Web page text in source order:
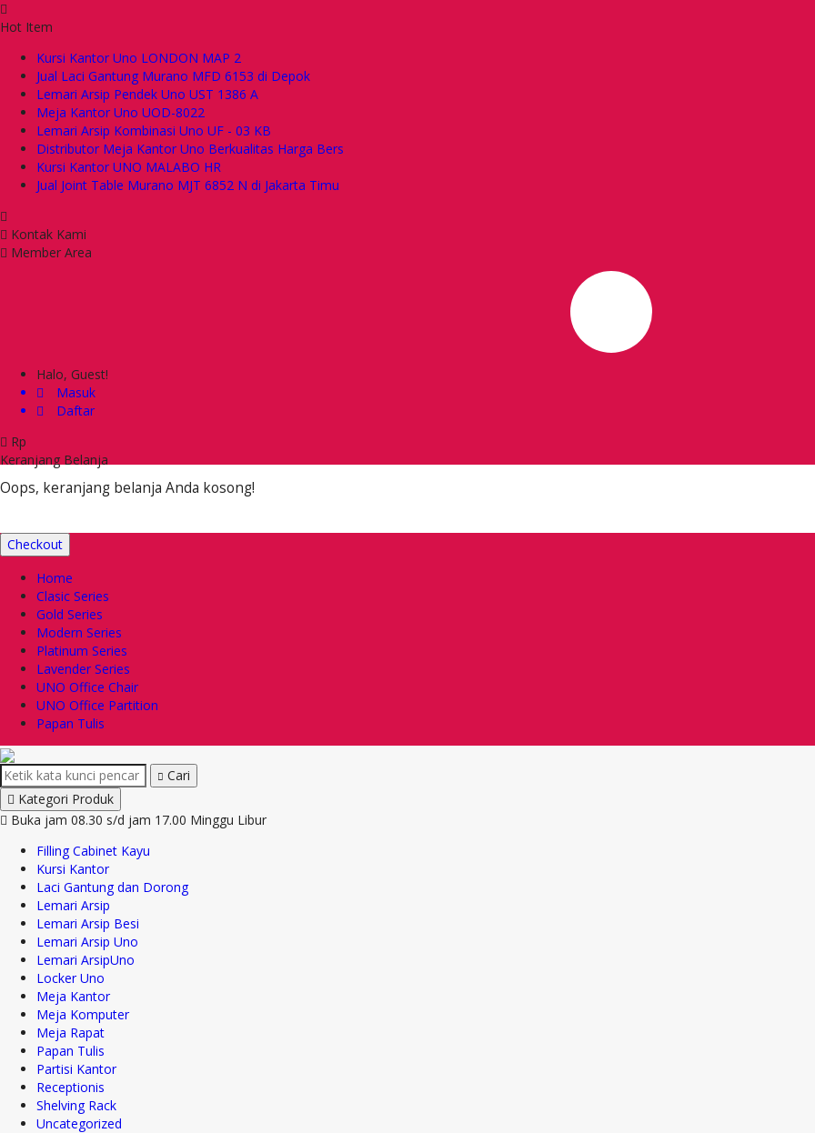
Hot Item
Kursi Kantor Uno LONDON MAP 2
Jual Laci Gantung Murano MFD 6153 di Depok
Lemari Arsip Pendek Uno UST 1386 A
Meja Kantor Uno UOD-8022
Lemari Arsip Kombinasi Uno UF - 03 KB
Distributor Meja Kantor Uno Berkualitas Harga Bers
Kursi Kantor UNO MALABO HR
Jual Joint Table Murano MJT 6852 N di Jakarta Timu
Kontak Kami
Member Area
Halo, Guest!
Masuk
Daftar
Rp
Keranjang Belanja
Oops, keranjang belanja Anda kosong!
Checkout
Home
Clasic Series
Gold Series
Modern Series
Platinum Series
Lavender Series
UNO Office Chair
UNO Office Partition
Papan Tulis
Cari
Kategori Produk
Buka jam 08.30 s/d jam 17.00 Minggu Libur
Filling Cabinet Kayu
Kursi Kantor
Laci Gantung dan Dorong
Lemari Arsip
Lemari Arsip Besi
Lemari Arsip Uno
Lemari ArsipUno
Locker Uno
Meja Kantor
Meja Komputer
Meja Rapat
Papan Tulis
Partisi Kantor
Receptionis
Shelving Rack
Uncategorized